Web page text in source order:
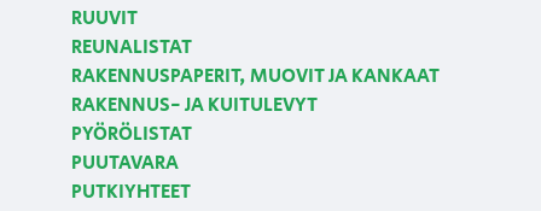
RUUVIT
REUNALISTAT
RAKENNUSPAPERIT, MUOVIT JA KANKAAT
RAKENNUS- JA KUITULEVYT
PYÖRÖLISTAT
PUUTAVARA
PUTKIYHTEET